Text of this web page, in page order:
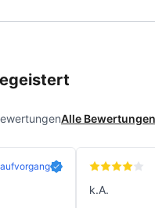
Alle
k.A.